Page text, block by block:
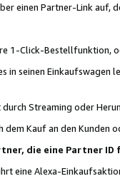
einen Partner-Link auf,
1-Click-Bestellfunktion,
seinen Einkaufswagen
Streaming oder
Kauf an den Kunden
die eine Partner ID
eine Alexa-